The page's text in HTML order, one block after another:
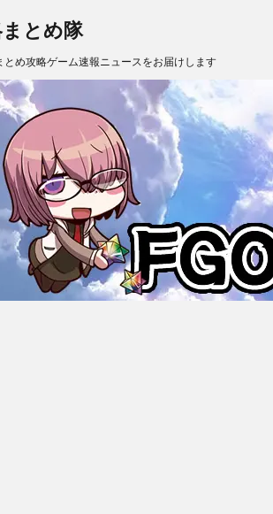
とめ隊
とめ攻略ゲーム速報ニュースをお届けします